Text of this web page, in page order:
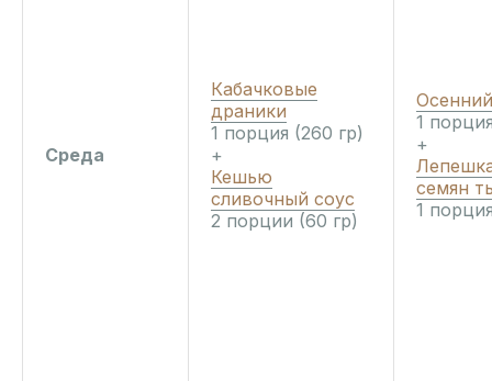
Среда
Кабачковые
драники
1 порция (260 гр)
+
Кешью
сливочный соус
2 порции (60 гр)
1
+
семян
1